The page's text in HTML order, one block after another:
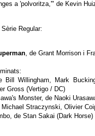
a 'polvoritza,'" de Kevin
Sèrie Regular:
, de Grant Morrison i
Bill Willingham, Mark
Gross (Vertigo / DC)
Monster, de Naoki
Michael Straczynski, Olivier
de Stan Sakai (Dark Horse)